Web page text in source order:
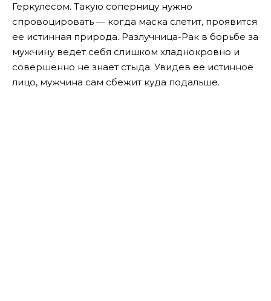
Геркулесом. Такую соперницу нужно
спровоцировать — когда маска слетит, проявится
ее истинная природа. Разлучница-Рак в борьбе за
мужчину ведет себя слишком хладнокровно и
совершенно не знает стыда. Увидев ее истинное
лицо, мужчина сам сбежит куда подальше.